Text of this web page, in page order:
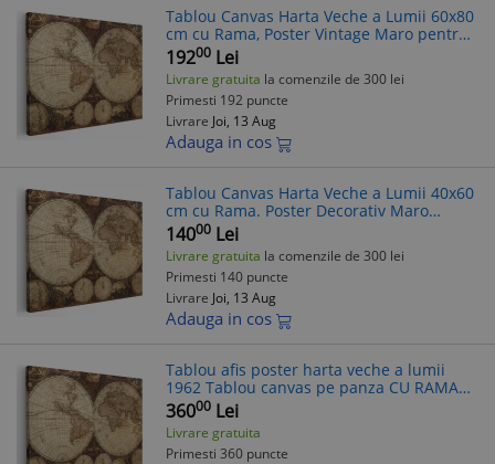
Tablou Canvas Harta Veche a Lumii 60x80
cm cu Rama, Poster Vintage Maro pentru
Living, Birou, Decoratiuni Casa
19200 Lei
Livrare gratuita la comenzile de 300 lei
Primesti 192 puncte
Livrare Joi, 13 Aug
Adauga in cos
Tablou Canvas Harta Veche a Lumii 40x60
cm cu Rama. Poster Decorativ Maro
Living, Birou. Imprimat pe Panza,
Decoratiune Casa
14000 Lei
Livrare gratuita la comenzile de 300 lei
Primesti 140 puncte
Livrare Joi, 13 Aug
Adauga in cos
Tablou afis poster harta veche a lumii
1962 Tablou canvas pe panza CU RAMA
80x120 cm
36000 Lei
Livrare gratuita
Primesti 360 puncte